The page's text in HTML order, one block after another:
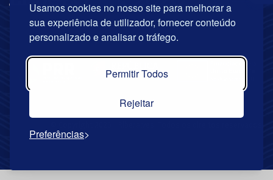
Usamos cookies no nosso site para melhorar a
sua experiência de utilizador, fornecer conteúdo
personalizado e analisar o tráfego.
Permitir Todos
Rejeitar
Preferências